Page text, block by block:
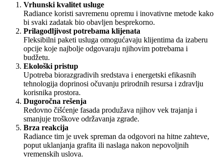
Vrhunski kvalitet usluge
Radiance koristi savremenu opremu i inovativne metode kako
bi svaki zadatak bio obavljen besprekorno.
Prilagodljivost potrebama klijenata
Fleksibilni paketi usluga omogućavaju klijentima da izaberu
opcije koje najbolje odgovaraju njihovim potrebama i
budžetu.
Ekološki pristup
Upotreba biorazgradivih sredstava i energetski efikasnih
tehnologija doprinosi očuvanju prirodnih resursa i zdravlju
korisnika prostora.
Dugoročna rešenja
Redovno čišćenje fasada produžava njihov vek trajanja i
smanjuje troškove održavanja zgrade.
Brza reakcija
Radiance tim je uvek spreman da odgovori na hitne zahteve,
poput uklanjanja grafita ili naslaga nakon nepovoljnih
vremenskih uslova.